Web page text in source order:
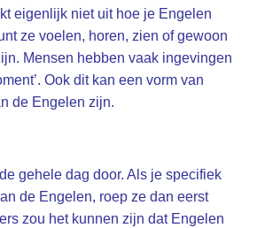
eigenlijk niet uit hoe je Engelen
ze voelen, horen, zien of gewoon
Mensen hebben vaak ingevingen
Ook dit kan een vorm van
de Engelen zijn.
gehele dag door. Als je specifiek
de Engelen, roep ze dan eerst
zou het kunnen zijn dat Engelen